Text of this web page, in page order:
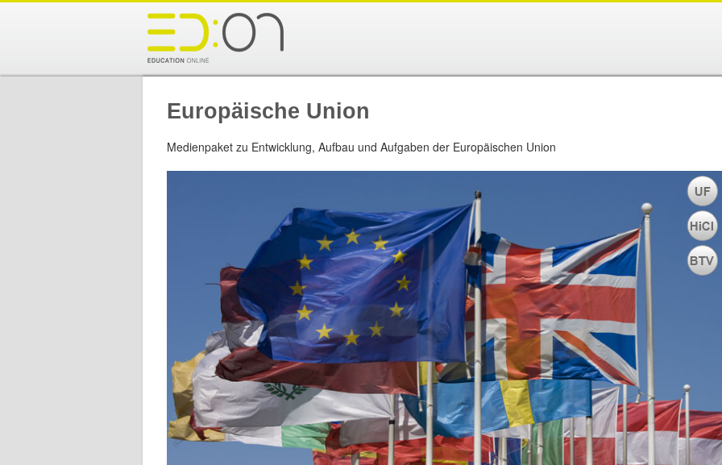
Europäische Union
Medienpaket zu Entwicklung, Aufbau und Aufgaben der Europäischen Union